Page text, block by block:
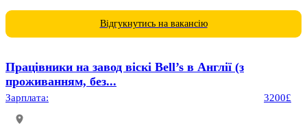
Відгукнутись на вакансію
Працівники на завод віскі Bell’s в Англії (з
проживанням, без...
Зарплата: 3200£